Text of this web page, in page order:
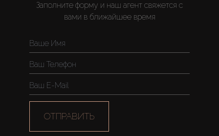
Заполните форму и наш агент свяжется с
вами в ближайшее время
ОТПРАВИТЬ